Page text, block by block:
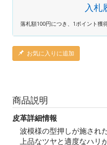
入札
落札額100円につき、1ポイント獲
お気に入りに追加
商品説明
皮革詳細情報
波模様の型押しが施され
上品なツヤと適度なハリ